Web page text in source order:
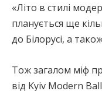
«Літо в стилі
планується ще
до Білорусі, а
Тож загалом міф
від Kyiv Modern